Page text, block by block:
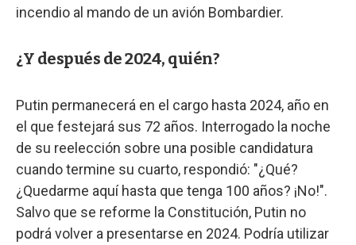
incendio al mando de un avión Bombardier.
¿Y después de 2024, quién?
Putin permanecerá en el cargo hasta 2024, año en
el que festejará sus 72 años. Interrogado la noche
de su reelección sobre una posible candidatura
cuando termine su cuarto, respondió: "¿Qué?
¿Quedarme aquí hasta que tenga 100 años? ¡No!".
Salvo que se reforme la Constitución, Putin no
podrá volver a presentarse en 2024. Podría utilizar